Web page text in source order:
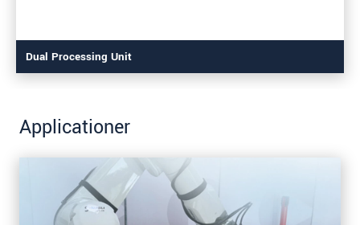
Dual Processing Unit
Applicationer